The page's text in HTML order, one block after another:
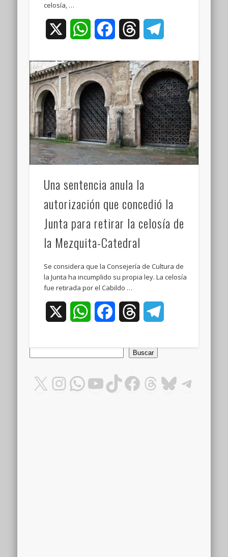
celosía, …
WhatsAppFacebookThreads
Una sentencia anula la
autorización que concedió la
Junta para retirar la celosía de
la Mezquita-Catedral
Se considera que la Consejería de Cultura de
la Junta ha incumplido su propia ley. La celosía
fue retirada por el Cabildo …
WhatsAppFacebookThreads
Buscar
X Instagram
WhatsApp
YouTube
TikTok
Facebook
Threads
Bluesky